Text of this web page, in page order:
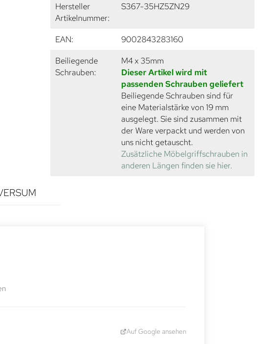
Hersteller
Artikelnummer:
S367-35HZ5ZN29
EAN:
9002843283160
Beiliegende
Schrauben:
M4 x 35mm
Dieser Artikel wird mit
passenden Schrauben geliefert
Beiliegende Schrauben sind für
eine Materialstärke von 19 mm
ausgelegt. Sie sind zusammen mit
der Ware verpackt und werden von
uns nicht getauscht.
Zusätzliche Möbelgriffschrauben in
anderen Längen finden sie hier.
Auf Google ansehen